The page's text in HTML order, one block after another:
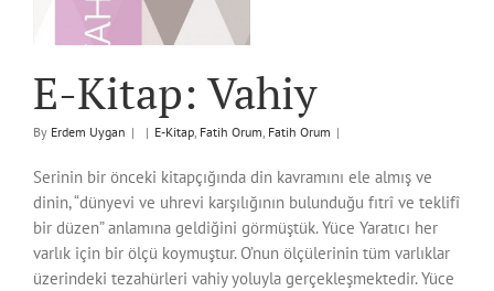
E-Kitap: Vahiy
By Erdem Uygan | | E-Kitap, Fatih Orum, Fatih Orum |
Serinin bir önceki kitapçığında din kavramını ele almış ve
dinin, “dünyevi ve uhrevi karşılığının bulunduğu fıtrî ve teklifî
bir düzen” anlamına geldiğini görmüştük. Yüce Yaratıcı her
varlık için bir ölçü koymuştur. O’nun ölçülerinin tüm varlıklar
üzerindeki tezahürleri vahiy yoluyla gerçekleşmektedir. Yüce